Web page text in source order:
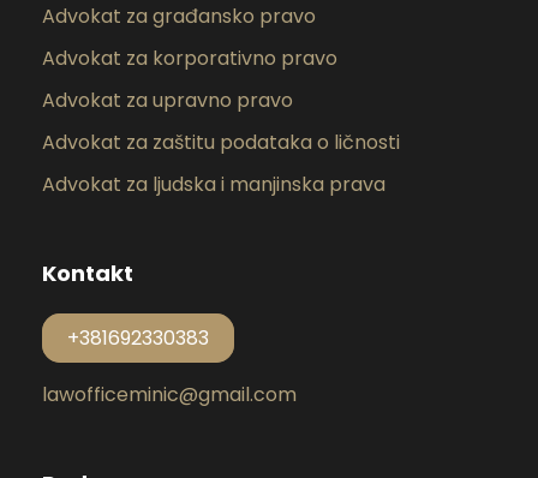
Advokat za građansko pravo
Advokat za korporativno pravo
Advokat za upravno pravo
Advokat za zaštitu podataka o ličnosti
Advokat za ljudska i manjinska prava
Kontakt
+381692330383
lawofficeminic@gmail.com